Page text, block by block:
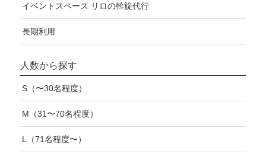
イベントスペース リロの斡旋代行
長期利用
人数から探す
S（〜30名程度）
M（31〜70名程度）
L（71名程度〜）